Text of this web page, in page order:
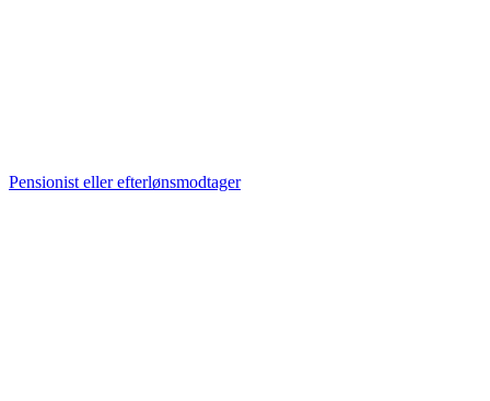
Pensionist eller efterlønsmodtager